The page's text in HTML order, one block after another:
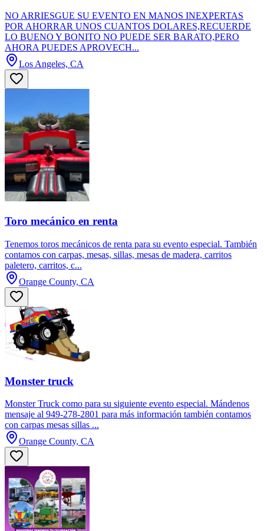
NO ARRIESGUE SU EVENTO EN MANOS INEXPERTAS
POR AHORRAR UNOS CUANTOS DOLARES,RECUERDE
LO BUENO Y BONITO NO PUEDE SER BARATO,PERO
AHORA PUEDES APROVECH...
Los Angeles, CA
Toro mecánico en renta
Tenemos toros mecánicos de renta para su evento especial. También
contamos con carpas, mesas, sillas, mesas de madera, carritos
paletero, carritos, c...
Orange County, CA
Monster truck
Monster Truck como para su siguiente evento especial. Mándenos
mensaje al 949-278-2801 para más información también contamos
con carpas mesas sillas ...
Orange County, CA